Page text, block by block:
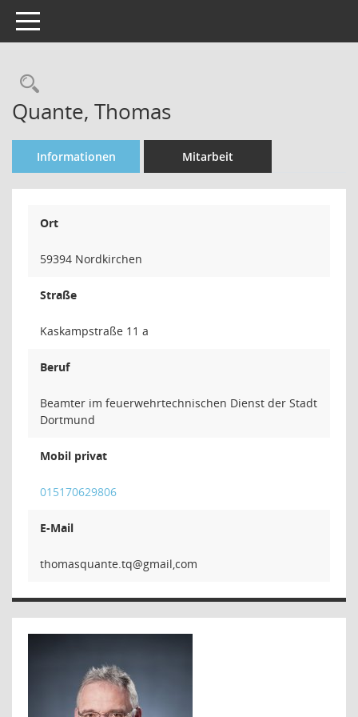
Toggle navigation
Rechercheauswahl
Quante, Thomas
Informationen Mitarbeit
Ort
59394 Nordkirchen
Straße
Kaskampstraße 11 a
Beruf
Beamter im feuerwehrtechnischen Dienst der Stadt
Dortmund
Mobil privat
015170629806
E-Mail
qt.etna